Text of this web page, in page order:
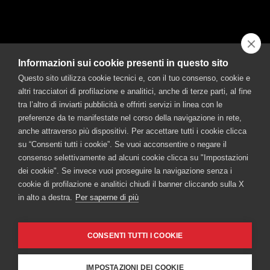
CONTATTACI
©FRATELLI BRANCA DISTILLERIE S.p.A.
Sede legale: Via Broletto 35, 20121 Milano - Uffici e stabilimento: Via Resegone
2, 20159 Milano - info@branca.it
Iscritta al Registro Imprese di Milano al n. 00720670157 - Codice Fiscale e P.IVA
n.: 00720670157
Capitale Sociale Euro 1.500.000,00 i.v.
TUTTI I SITI BRANCA
Museo Branca
Ciminiera Branca
BEVI RESPONSABILMENTE
Informazioni sui cookie presenti in questo sito
Questo sito utilizza cookie tecnici e, con il tuo consenso, cookie e
altri tracciatori di profilazione e analitici, anche di terze parti, al fine
tra l’altro di inviarti pubblicità e offrirti servizi in linea con le
preferenze da te manifestate nel corso della navigazione in rete,
anche attraverso più dispositivi. Per accettare tutti i cookie clicca
su “Consenti tutti i cookie”. Se vuoi acconsentire o negare il
consenso selettivamente ad alcuni cookie clicca su "Impostazioni
dei cookie". Se invece vuoi proseguire la navigazione senza i
cookie di profilazione e analitici chiudi il banner cliccando sulla X
in alto a destra. Per saperne di più
CONSENTI TUTTI I COOKIE
IMPOSTAZIONI DEI COOKIE